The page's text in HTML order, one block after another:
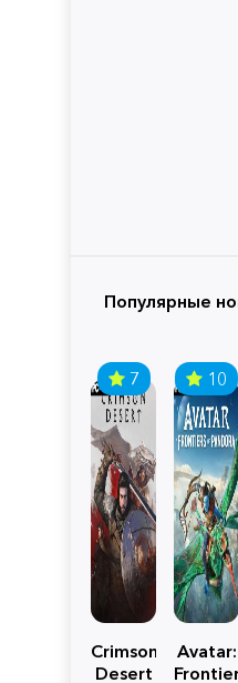
Популярные
7
Crimson
Desert
10
Avatar:
Frontiers